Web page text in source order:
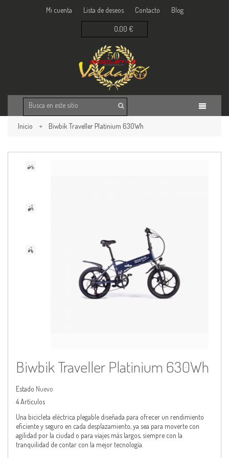
Blog
Contacto
Lista de deseos
Mi cuenta
0,00 €
Inicio Biwbik Traveller Platinium 630Wh
Biwbik Traveller Platinium 630Wh
Estado Nuevo
4Artículos
Una bicicleta eléctrica plegable diseñada para ofrecer un rendimiento
eficiente y seguro en cada desplazamiento, ya sea para moverte con
agilidad por la ciudad o para viajes más largos, siempre con la
tranquilidad de contar con la mejor tecnología.